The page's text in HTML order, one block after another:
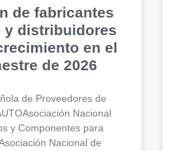
de fabricantes
y distribuidores
en el
de 2026
de Proveedores de
Nacional
y Componentes para
Nacional de